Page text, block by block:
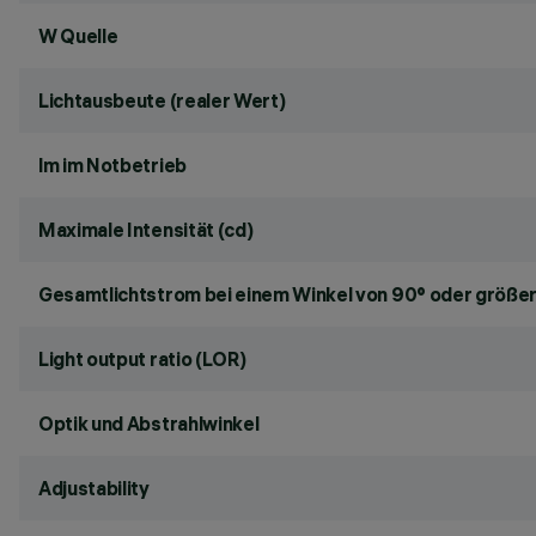
W Quelle
Lichtausbeute (realer Wert)
lm im Notbetrieb
Maximale Intensität (cd)
Gesamtlichtstrom bei einem Winkel von 90° oder
Light output ratio (LOR)
Optik und Abstrahlwinkel
Adjustability